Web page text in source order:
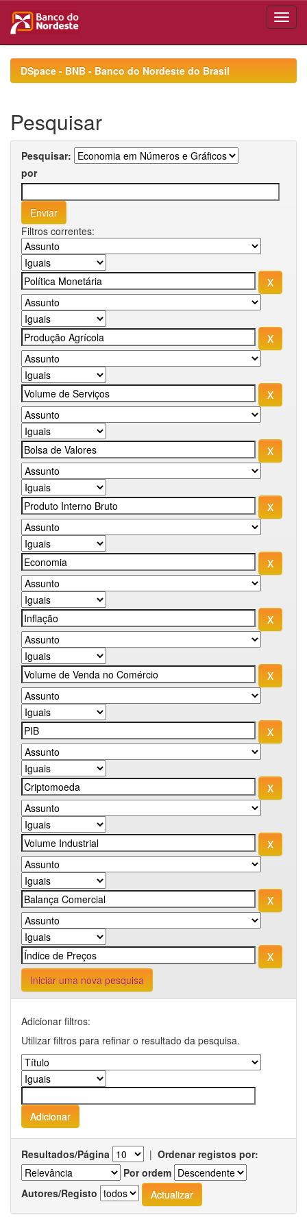
navigationDSpace - BNB - Banco do Nordeste do Brasil
Pesquisar
Pesquisar:
por
Filtros correntes:
Iniciar uma nova pesquisa
Adicionar filtros:
Utilizar filtros para refinar o resultado da pesquisa.
Resultados/Página | Ordenar registos por:
Por ordem
Autores/Registo